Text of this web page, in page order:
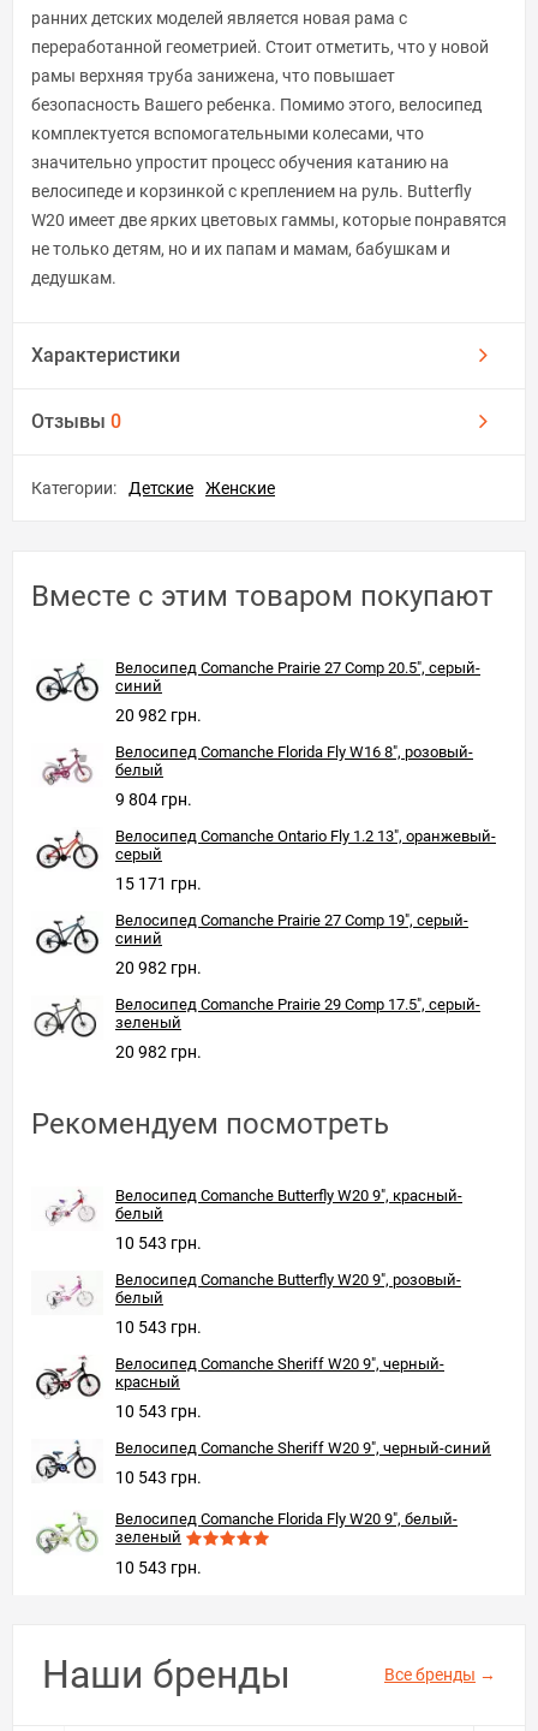
ранних детских моделей является новая рама с
переработанной геометрией. Стоит отметить, что у новой
рамы верхняя труба занижена, что повышает
безопасность Вашего ребенка. Помимо этого, велосипед
комплектуется вспомогательными колесами, что
значительно упростит процесс обучения катанию на
велосипеде и корзинкой с креплением на руль. Butterfly
W20 имеет две ярких цветовых гаммы, которые понравятся
не только детям, но и их папам и мамам, бабушкам и
дедушкам.
Характеристики
Отзывы 0
Категории: Детские Женские
Вместе с этим товаром покупают
Велосипед Comanche Prairie 27 Comp 20.5", серый-
синий
20 982 грн.
Велосипед Comanche Florida Fly W16 8", розовый-
белый
9 804 грн.
Велосипед Comanche Ontario Fly 1.2 13", оранжевый-
серый
15 171 грн.
Велосипед Comanche Prairie 27 Comp 19", серый-
синий
20 982 грн.
Велосипед Comanche Prairie 29 Comp 17.5", серый-
зеленый
20 982 грн.
Рекомендуем посмотреть
Велосипед Comanche Butterfly W20 9", красный-
белый
10 543 грн.
Велосипед Comanche Butterfly W20 9", розовый-
белый
10 543 грн.
Велосипед Comanche Sheriff W20 9", черный-
красный
10 543 грн.
Велосипед Comanche Sheriff W20 9", черный-синий
10 543 грн.
Велосипед Comanche Florida Fly W20 9", белый-
зеленый
10 543 грн.
Наши бренды Все бренды →